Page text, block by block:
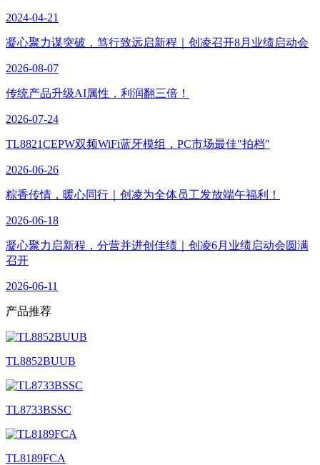
2024-04-21
凝心聚力谋突破，笃行致远启新程｜创凌召开8月业绩启动会
2026-08-07
传统产品升级AI属性，利润翻三倍！
2026-07-24
TL8821CEPW双频WiFi蓝牙模组，PC市场最佳"拍档"
2026-06-26
粽香传情，暖心同行｜创凌为全体员工发放端午福利！
2026-06-18
凝心聚力启新程，分营并进创佳绩｜创凌6月业绩启动会圆满
召开
2026-06-11
产品推荐
TL8852BUUB
TL8733BSSC
TL8189FCA